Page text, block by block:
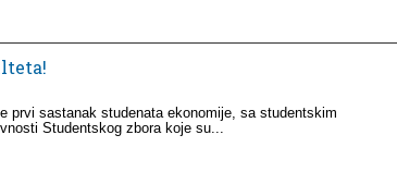
prvi sastanak studenata ekonomije, sa studentskim
Studentskog zbora koje su...